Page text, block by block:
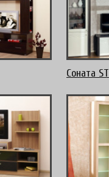
Соната ST